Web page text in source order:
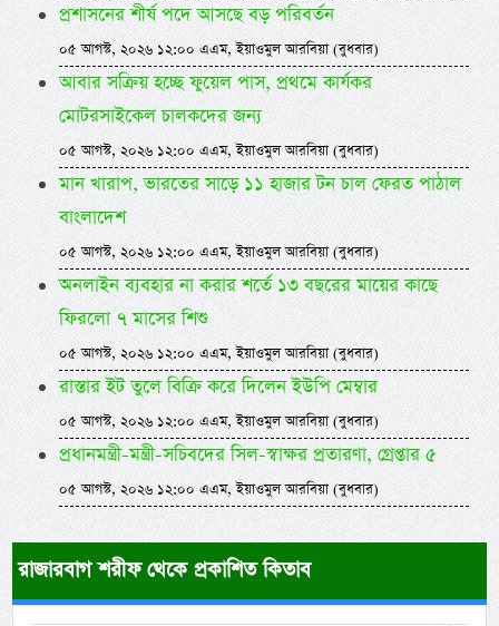
প্রশাসনের শীর্ষ পদে আসছে বড় পরিবর্তন
০৫ আগস্ট, ২০২৬ ১২:০০ এএম, ইয়াওমুল আরবিয়া (বুধবার)
আবার সক্রিয় হচ্ছে ফুয়েল পাস, প্রথমে কার্যকর
মোটরসাইকেল চালকদের জন্য
০৫ আগস্ট, ২০২৬ ১২:০০ এএম, ইয়াওমুল আরবিয়া (বুধবার)
মান খারাপ, ভারতের সাড়ে ১১ হাজার টন চাল ফেরত পাঠাল
বাংলাদেশ
০৫ আগস্ট, ২০২৬ ১২:০০ এএম, ইয়াওমুল আরবিয়া (বুধবার)
অনলাইন ব্যবহার না করার শর্তে ১৩ বছরের মায়ের কাছে
ফিরলো ৭ মাসের শিশু
০৫ আগস্ট, ২০২৬ ১২:০০ এএম, ইয়াওমুল আরবিয়া (বুধবার)
রাস্তার ইট তুলে বিক্রি করে দিলেন ইউপি মেম্বার
০৫ আগস্ট, ২০২৬ ১২:০০ এএম, ইয়াওমুল আরবিয়া (বুধবার)
প্রধানমন্ত্রী-মন্ত্রী-সচিবদের সিল-স্বাক্ষর প্রতারণা, গ্রেপ্তার ৫
০৫ আগস্ট, ২০২৬ ১২:০০ এএম, ইয়াওমুল আরবিয়া (বুধবার)
রাজারবাগ শরীফ থেকে প্রকাশিত কিতাব